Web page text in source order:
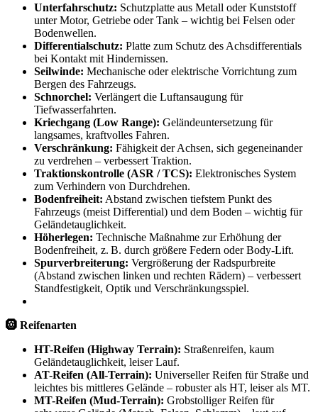
Unterfahrschutz: Schutzplatte aus Metall oder Kunststoff
unter Motor, Getriebe oder Tank – wichtig bei Felsen oder
Bodenwellen.
Differentialschutz: Platte zum Schutz des Achsdifferentials
bei Kontakt mit Hindernissen.
Seilwinde: Mechanische oder elektrische Vorrichtung zum
Bergen des Fahrzeugs.
Schnorchel: Verlängert die Luftansaugung für
Tiefwasserfahrten.
Kriechgang (Low Range): Geländeuntersetzung für
langsames, kraftvolles Fahren.
Verschränkung: Fähigkeit der Achsen, sich gegeneinander
zu verdrehen – verbessert Traktion.
Traktionskontrolle (ASR / TCS): Elektronisches System
zum Verhindern von Durchdrehen.
Bodenfreiheit: Abstand zwischen tiefstem Punkt des
Fahrzeugs (meist Differential) und dem Boden – wichtig für
Geländetauglichkeit.
Höherlegen: Technische Maßnahme zur Erhöhung der
Bodenfreiheit, z. B. durch größere Federn oder Body-Lift.
Spurverbreiterung: Vergrößerung der Radspurbreite
(Abstand zwischen linken und rechten Rädern) – verbessert
Standfestigkeit, Optik und Verschränkungsspiel.
🛞 Reifenarten
HT-Reifen (Highway Terrain): Straßenreifen, kaum
Geländetauglichkeit, leiser Lauf.
AT-Reifen (All-Terrain): Universeller Reifen für Straße und
leichtes bis mittleres Gelände – robuster als HT, leiser als MT.
MT-Reifen (Mud-Terrain): Grobstolliger Reifen für